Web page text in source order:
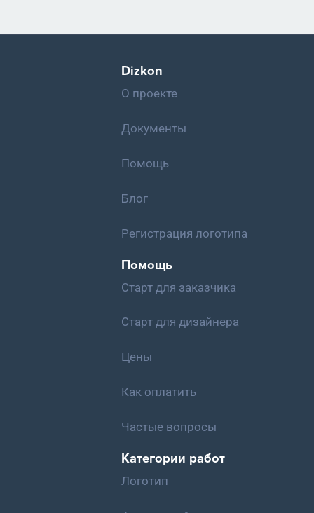
Dizkon
О проекте
Документы
Помощь
Блог
Регистрация логотипа
Помощь
Старт для заказчика
Старт для дизайнера
Цены
Как оплатить
Частые вопросы
Категории работ
Логотип